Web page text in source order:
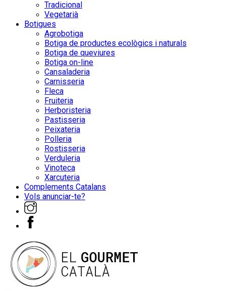
Tradicional
Vegetarià
Botigues
Agrobotiga
Botiga de productes ecològics i naturals
Botiga de queviures
Botiga on-line
Cansaladeria
Carnisseria
Fleca
Fruiteria
Herboristeria
Pastisseria
Peixateria
Polleria
Rostisseria
Verduleria
Vinoteca
Xarcuteria
Complements Catalans
Vols anunciar-te?